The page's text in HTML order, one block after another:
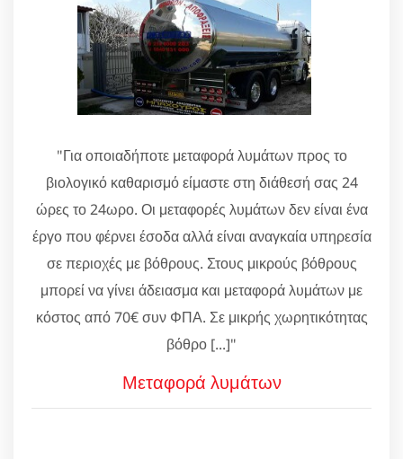
"Για οποιαδήποτε μεταφορά λυμάτων προς το
βιολογικό καθαρισμό είμαστε στη διάθεσή σας 24
ώρες το 24ωρο. Οι μεταφορές λυμάτων δεν είναι ένα
έργο που φέρνει έσοδα αλλά είναι αναγκαία υπηρεσία
σε περιοχές με βόθρους. Στους μικρούς βόθρους
μπορεί να γίνει άδειασμα και μεταφορά λυμάτων με
κόστος από 70€ συν ΦΠΑ. Σε μικρής χωρητικότητας
βόθρο [...]"
Μεταφορά λυμάτων